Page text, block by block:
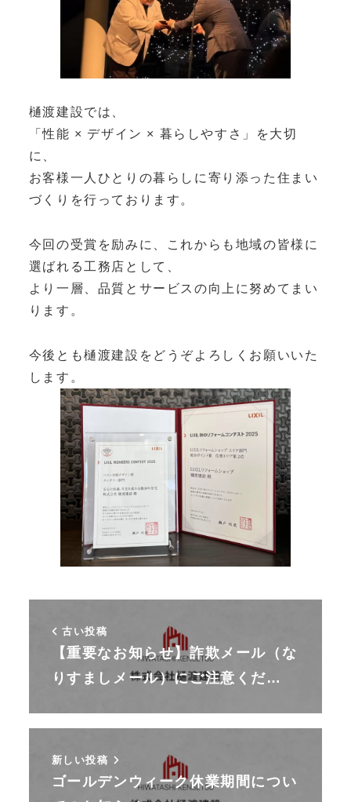
樋渡建設では、
「性能 × デザイン × 暮らしやすさ」を大切
に、
お客様一人ひとりの暮らしに寄り添った住まい
づくりを行っております。
今回の受賞を励みに、これからも地域の皆様に
選ばれる工務店として、
より一層、品質とサービスの向上に努めてまい
ります。
今後とも樋渡建設をどうぞよろしくお願いいた
します。
古い投稿
【重要なお知らせ】詐欺メール（な
りすましメール）にご注意くだ…
新しい投稿
ゴールデンウィーク休業期間につい